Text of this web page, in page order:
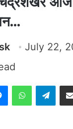
July 22,
MessengerWhatsApp